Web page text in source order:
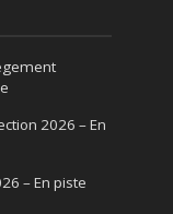
2026 – En
– En piste